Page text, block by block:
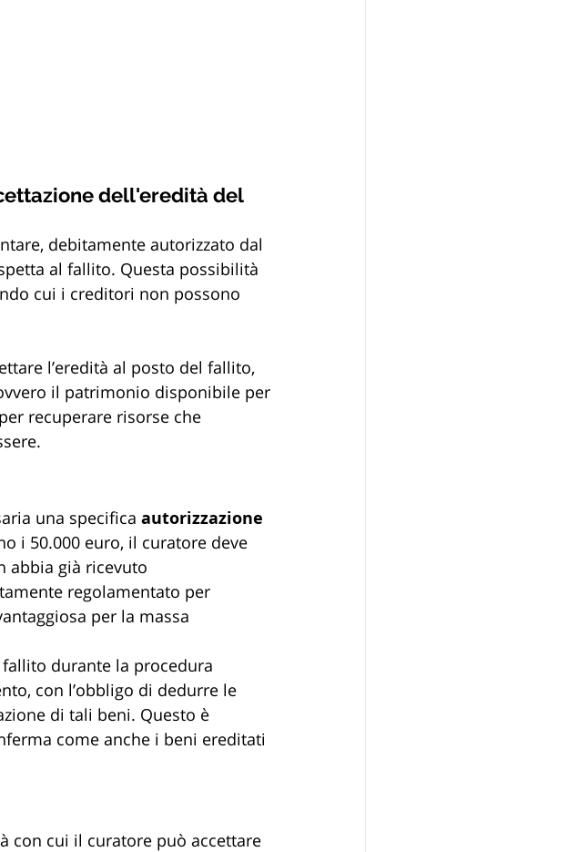
dell'eredità del
debitamente autorizzato dal
al fallito. Questa possibilità
cui i creditori non possono
l’eredità al posto del fallito,
il patrimonio disponibile per
recuperare risorse che
una specifica autorizzazione
i 50.000 euro, il curatore deve
abbia già ricevuto
regolamentato per
per la massa
durante la procedura
con l’obbligo di dedurre le
di tali beni. Questo è
come anche i beni ereditati
con cui il curatore può accettare